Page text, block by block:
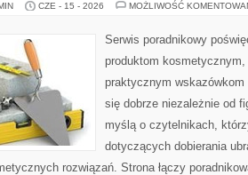
CZE - 15 - 2026 MOŻLIWOŚĆ
Serwis poradnikowy
produktom
praktycznym
się dobrze niezależnie od
myślą o czytelnikach,
dotyczących dobierania
rozwiązań. Strona łączy